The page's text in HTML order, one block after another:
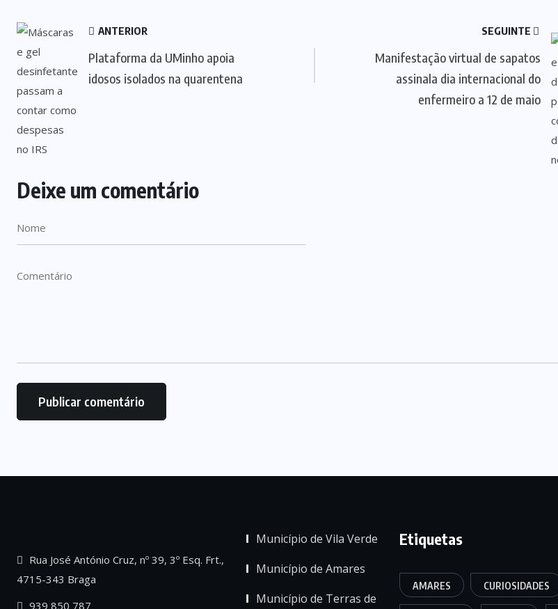
ANTERIOR
Plataforma da UMinho apoia
idosos isolados na quarentena
SEGUINTE
Manifestação virtual de sapatos
assinala dia internacional do
enfermeiro a 12 de maio
Deixe um comentário
Rua José António Cruz, nº 39, 3º Esq. Frt.,
4715-343 Braga
939 850 787
Município de Vila Verde
Município de Amares
Município de Terras de
Etiquetas
AMARES CURIOSIDADES